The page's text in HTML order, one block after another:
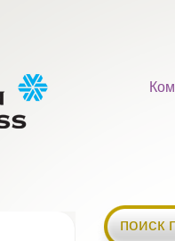
поиск